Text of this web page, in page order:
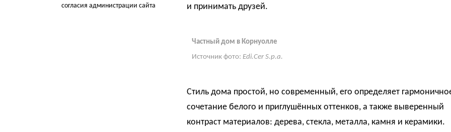
согласия администрации сайта
и принимать друзей.
Частный дом в Корнуолле
Источник фото: Edi.Cer S.p.a.
Стиль дома простой, но современный, его определяет
сочетание белого и приглушённых оттенков, а также выверенный
контраст материалов: дерева, стекла, металла, камня и керамики.